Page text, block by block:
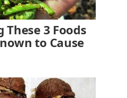
These 3 Foods
to Cause